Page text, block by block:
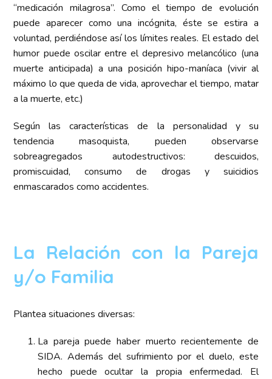
“medicación milagrosa”. Como el tiempo de evolución
puede aparecer como una incógnita, éste se estira a
voluntad, perdiéndose así los límites reales. El estado del
humor puede oscilar entre el depresivo melancólico (una
muerte anticipada) a una posición hipo-maníaca (vivir al
máximo lo que queda de vida, aprovechar el tiempo, matar
a la muerte, etc.)
Según las características de la personalidad y su
tendencia masoquista, pueden observarse
sobreagregados autodestructivos: descuidos,
promiscuidad, consumo de drogas y suicidios
enmascarados como accidentes.
La Relación con la Pareja
y/o Familia
Plantea situaciones diversas:
La pareja puede haber muerto recientemente de
SIDA. Además del sufrimiento por el duelo, este
hecho puede ocultar la propia enfermedad. El